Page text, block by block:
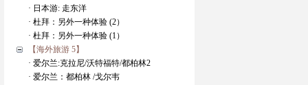
· 日本游: 走东洋
· 杜拜：另外一种体验 (2）
· 杜拜：另外一种体验 (1）
【海外旅游 5】
· 爱尔兰:克拉尼/沃特福特/都柏林2
· 爱尔兰：都柏林 /戈尔韦